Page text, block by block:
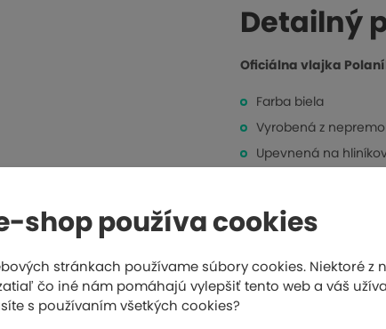
shop používa cookies
stránkach používame súbory cookies. Niektoré z
čo iné nám pomáhajú vylepšiť tento web a váš
s používaním všetkých cookies?
p
č
t
Detailný
Oficiálna vlajka
Farba biela
Vyrobená z
Upevnená na